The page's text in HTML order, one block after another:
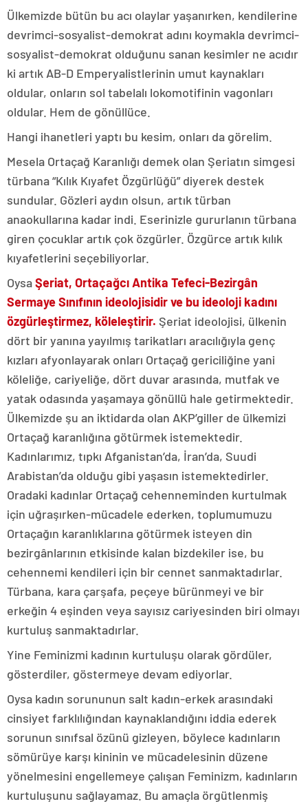
Ülkemizde bütün bu acı olaylar yaşanırken, kendilerine
devrimci-sosyalist-demokrat adını koymakla devrimci-
sosyalist-demokrat olduğunu sanan kesimler ne acıdır
ki artık AB-D Emperyalistlerinin umut kaynakları
oldular, onların sol tabelalı lokomotifinin vagonları
oldular. Hem de gönüllüce.
Hangi ihanetleri yaptı bu kesim, onları da görelim.
Mesela Ortaçağ Karanlığı demek olan Şeriatın simgesi
türbana “Kılık Kıyafet Özgürlüğü” diyerek destek
sundular. Gözleri aydın olsun, artık türban
anaokullarına kadar indi. Eserinizle gururlanın türbana
giren çocuklar artık çok özgürler. Özgürce artık kılık
kıyafetlerini seçebiliyorlar.
OysaŞeriat, Ortaçağcı Antika Tefeci-Bezirgân
Sermaye Sınıfının ideolojisidir ve bu ideoloji kadını
özgürleştirmez, köleleştirir. Şeriat ideolojisi, ülkenin
dört bir yanına yayılmış tarikatları aracılığıyla genç
kızları afyonlayarak onları Ortaçağ gericiliğine yani
köleliğe, cariyeliğe, dört duvar arasında, mutfak ve
yatak odasında yaşamaya gönüllü hale getirmektedir.
Ülkemizde şu an iktidarda olan AKP’giller de ülkemizi
Ortaçağ karanlığına götürmek istemektedir.
Kadınlarımız, tıpkı Afganistan’da, İran’da, Suudi
Arabistan’da olduğu gibi yaşasın istemektedirler.
Oradaki kadınlar Ortaçağ cehenneminden kurtulmak
için uğraşırken-mücadele ederken, toplumumuzu
Ortaçağın karanlıklarına götürmek isteyen din
bezirgânlarının etkisinde kalan bizdekiler ise, bu
cehennemi kendileri için bir cennet sanmaktadırlar.
Türbana, kara çarşafa, peçeye bürünmeyi ve bir
erkeğin 4 eşinden veya sayısız cariyesinden biri olmayı
kurtuluş sanmaktadırlar.
Yine Feminizmi kadının kurtuluşu olarak gördüler,
gösterdiler, göstermeye devam ediyorlar.
Oysa kadın sorununun salt kadın-erkek arasındaki
cinsiyet farklılığından kaynaklandığını iddia ederek
sorunun sınıfsal özünü gizleyen, böylece kadınların
sömürüye karşı kininin ve mücadelesinin düzene
yönelmesini engellemeye çalışan Feminizm, kadınların
kurtuluşunu sağlayamaz. Bu amaçla örgütlenmiş